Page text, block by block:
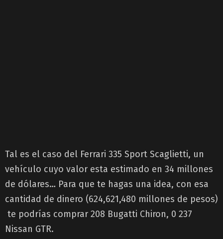
Tal es el caso del Ferrari 335 Sport Scaglietti, un
vehículo cuyo valor esta estimado en 34 millones
de dólares… Para que te hagas una idea, con esa
cantidad de dinero (624,621,480 millones de pesos)
te podrías comprar 208 Bugatti Chiron, 0 237
Nissan GTR.